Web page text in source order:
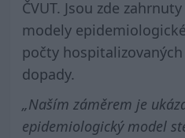
ČVUT. Jsou zde zahrnuty
modely
počty
dopady.
„Naším záměrem je
epidemiologický model